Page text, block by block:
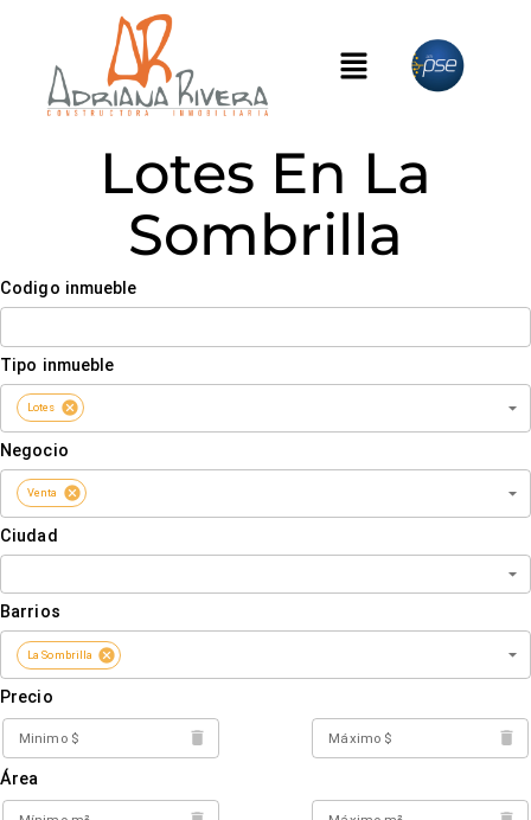
Lotes En La
Sombrilla